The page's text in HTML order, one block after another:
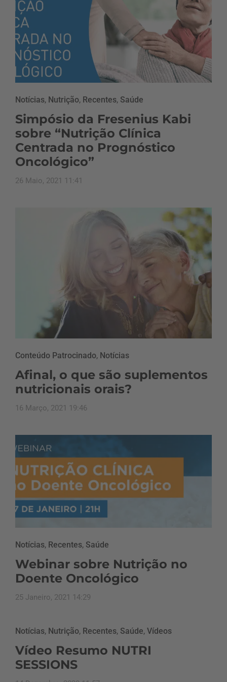
Notícias, Nutrição, Recentes, Saúde
Simpósio da Fresenius Kabi
sobre “Nutrição Clínica
Centrada no Prognóstico
Oncológico”
26 Maio, 2021 11:41
Conteúdo Patrocinado, Notícias
Afinal, o que são suplementos
nutricionais orais?
16 Março, 2021 19:46
Notícias, Recentes, Saúde
Webinar sobre Nutrição no
Doente Oncológico
25 Janeiro, 2021 14:29
Notícias, Nutrição, Recentes, Saúde, Vídeos
Vídeo Resumo NUTRI
SESSIONS